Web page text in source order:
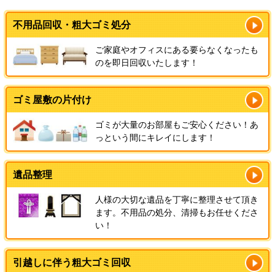
不用品回収・粗大ゴミ処分
ご家庭やオフィスにある要らなくなったも
のを即日回収いたします！
ゴミ屋敷の片付け
ゴミが大量のお部屋もご安心ください！あ
っという間にキレイにします！
遺品整理
人様の大切な遺品を丁寧に整理させて頂き
ます。不用品の処分、清掃もお任せくださ
い！
引越しに伴う粗大ゴミ回収